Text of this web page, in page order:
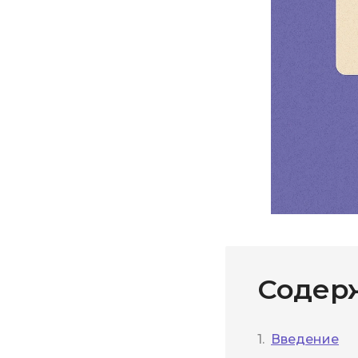
Введение